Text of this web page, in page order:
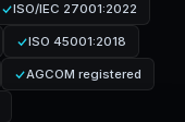
ISO/IEC 27001:2022
ISO 45001:2018
AGCOM registered